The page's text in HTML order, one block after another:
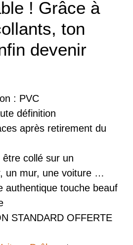
! Grâce à
ton
devenir
: PVC
définition
après retirement du
être collé sur un
un mur, une voiture …
authentique touche beauf
STANDARD OFFERTE